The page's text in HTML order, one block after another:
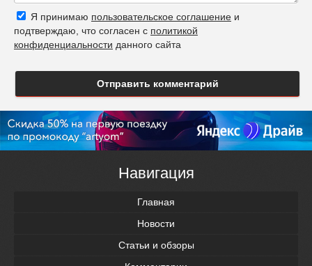
Я принимаю пользовательское соглашение и
подтверждаю, что согласен с политикой
конфиденциальности данного сайта
Отправить комментарий
Навигация
Главная
Новости
Статьи и обзоры